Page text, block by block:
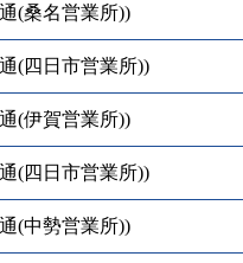
(桑名営業所))
(四日市営業所))
(伊賀営業所))
(四日市営業所))
(中勢営業所))